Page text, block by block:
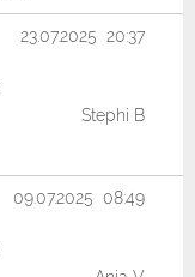
Stephi B
23.07.2025 20:37
09.07.2025 08:49